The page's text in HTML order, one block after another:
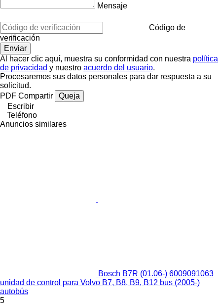
Mensaje
Código de
verificación
Al hacer clic aquí, muestra su conformidad con nuestra política
de privacidad y nuestro acuerdo del usuario.
Procesaremos sus datos personales para dar respuesta a su
solicitud.
PDF Compartir
Queja
Escribir
Teléfono
Anuncios similares
Bosch B7R (01.06-) 6009091063
unidad de control para Volvo B7, B8, B9, B12 bus (2005-)
autobús
5